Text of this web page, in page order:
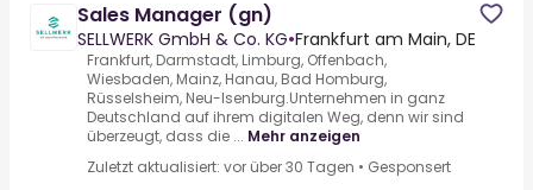
Sales Manager (gn)
SELLWERK GmbH & Co. KG•Frankfurt am Main, DE
Frankfurt, Darmstadt, Limburg, Offenbach,
Wiesbaden, Mainz, Hanau, Bad Homburg,
Rüsselsheim, Neu-Isenburg.Unternehmen in ganz
Deutschland auf ihrem digitalen Weg, denn wir sind
überzeugt, dass die ... Mehr anzeigen
Zuletzt aktualisiert: vor über 30 Tagen • Gesponsert